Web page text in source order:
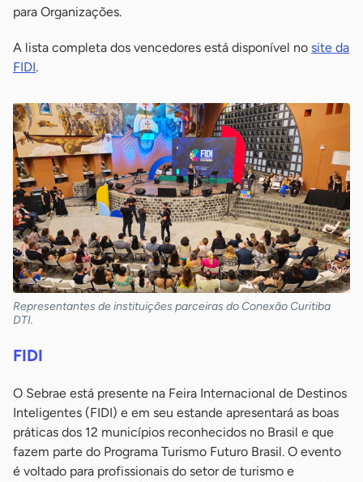
para Organizações.
A lista completa dos vencedores está disponível no site da
FIDI.
Representantes de instituições parceiras do Conexão Curitiba
DTI.
FIDI
O Sebrae está presente na Feira Internacional de Destinos
Inteligentes (FIDI) e em seu estande apresentará as boas
práticas dos 12 municípios reconhecidos no Brasil e que
fazem parte do Programa Turismo Futuro Brasil. O evento
é voltado para profissionais do setor de turismo e